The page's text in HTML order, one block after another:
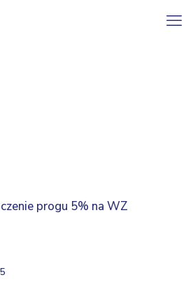
progu 5% na WZ